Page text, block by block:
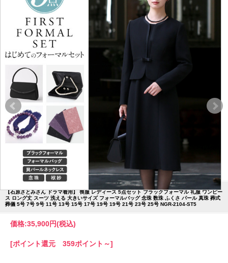
【石原さとみさん ドラマ着用】 喪服 レディース 5点セット ブラックフォーマル 礼服 ワンピー
ス ロング丈 スーツ 洗える 大きいサイズ フォーマルバッグ 念珠 数珠 ふくさ パール 真珠 葬式
葬儀 5号 7号 9号 11号 13号 15号 17号 19号 19号 21号 23号 25号 NGR-2104-ST5
価格:35,900円(税込)
[ポイント還元 359ポイント～]